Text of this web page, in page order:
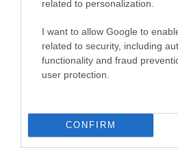
related to personalization.
I want to allow Google to
related to security, including
functionality and fraud
user protection.
CONFIRM
Sebamed Anti-Hairloss
Σαμπουάν κατά της
για